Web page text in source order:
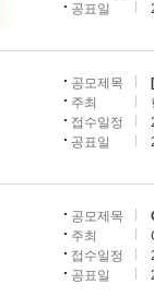
공표일
공모제목
주최
접수일정
공표일
공모제목
주최
접수일정
공표일